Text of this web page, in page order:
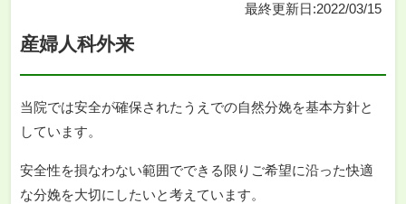
最終更新日:2022/03/15
産婦人科外来
当院では安全が確保されたうえでの自然分娩を基本方針と
しています。
安全性を損なわない範囲でできる限りご希望に沿った快適
な分娩を大切にしたいと考えています。